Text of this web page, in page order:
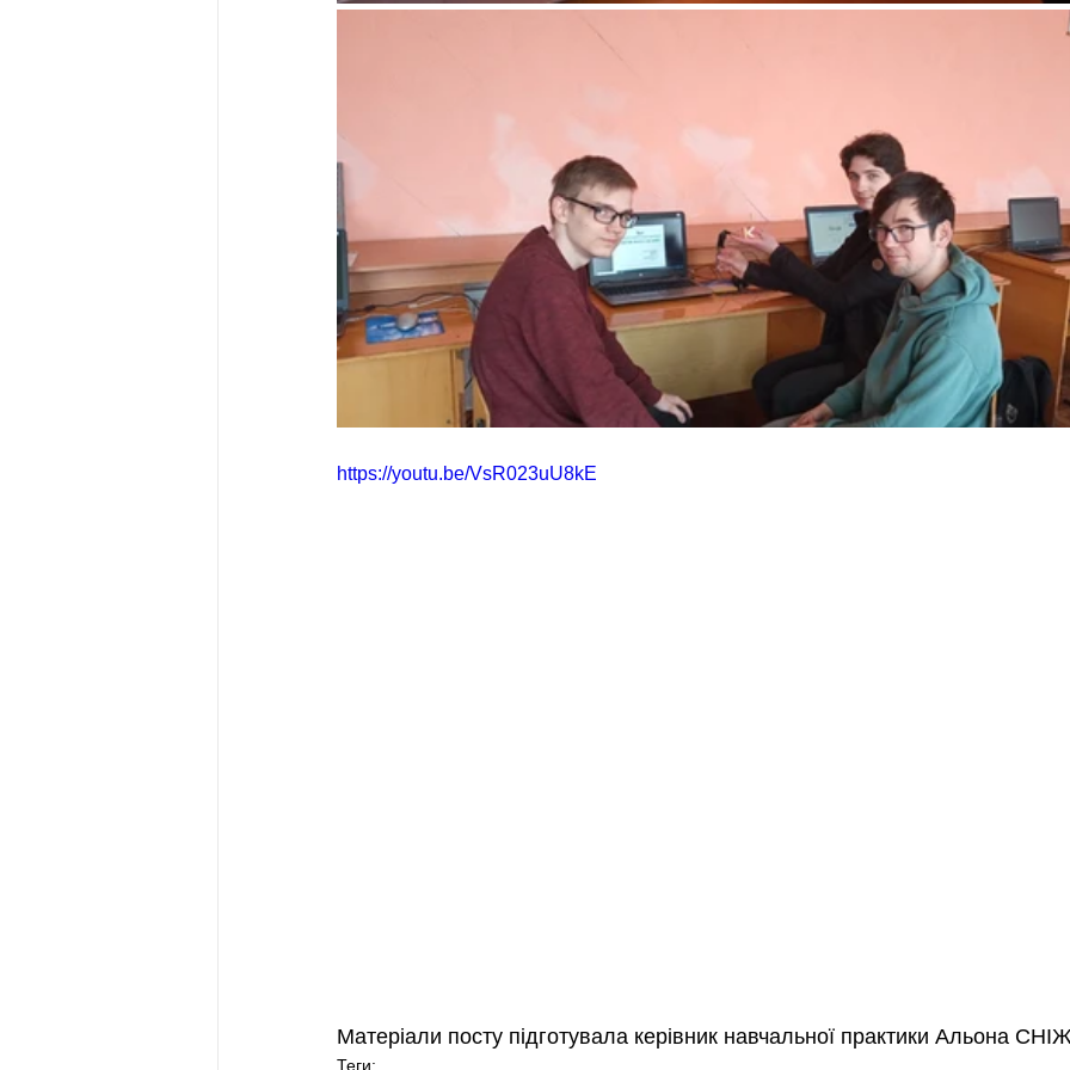
https://youtu.be/VsR023uU8kE
Матеріали посту підготувала керівник навчальної практики Альона
Теги: